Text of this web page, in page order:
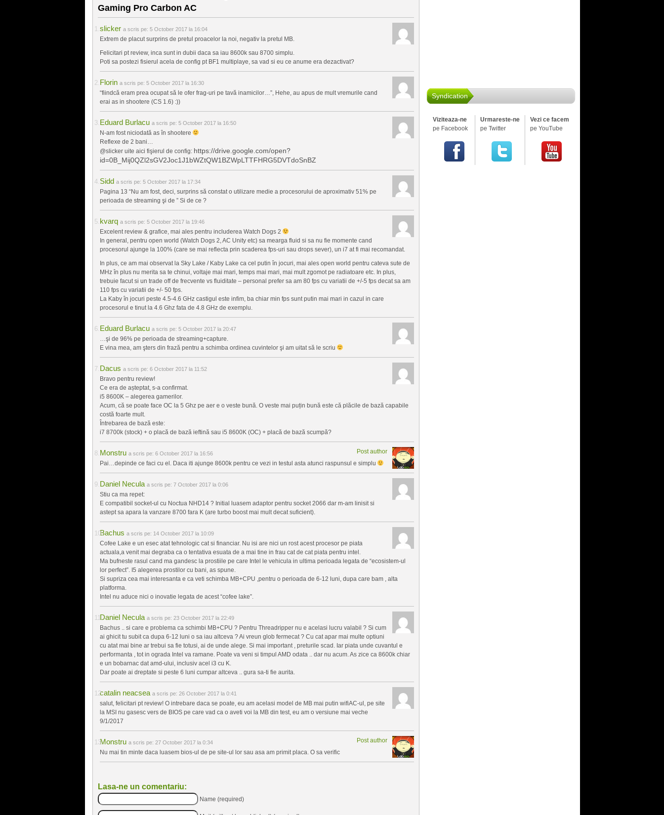
Gaming Pro Carbon AC
slicker a scris pe: 5 October 2017 la 16:04
Extrem de placut surprins de pretul proacelor la noi, negativ la pretul MB.
Felicitari pt review, inca sunt in dubii daca sa iau 8600k sau 8700 simplu.
Poti sa postezi fisierul acela de config pt BF1 multiplaye, sa vad si eu ce anume era dezactivat?
Florin a scris pe: 5 October 2017 la 16:30
“fiindcă eram prea ocupat să le ofer frag-uri pe tavă inamicilor…”, Hehe, au apus de mult vremurile cand
erai as in shootere (CS 1.6) :))
Eduard Burlacu a scris pe: 5 October 2017 la 16:50
N-am fost niciodată as în shootere
Reflexe de 2 bani…
@slicker uite aici fişierul de config: https://drive.google.com/open?
id=0B_Mij0QZl2sGV2Joc1J1bWZtQW1BZWpLTTFHRG5DVTdoSnBZ
Sidd a scris pe: 5 October 2017 la 17:34
Pagina 13 “Nu am fost, deci, surprins să constat o utilizare medie a procesorului de aproximativ 51% pe
perioada de streaming şi de ” Si de ce ?
kvarq a scris pe: 5 October 2017 la 19:46
Excelent review & grafice, mai ales pentru includerea Watch Dogs 2
In general, pentru open world (Watch Dogs 2, AC Unity etc) sa mearga fluid si sa nu fie momente cand
procesorul ajunge la 100% (care se mai reflecta prin scaderea fps-uri sau drops sever), un i7 at fi mai recomandat.
In plus, ce am mai observat la Sky Lake / Kaby Lake ca cel putin în jocuri, mai ales open world pentru cateva sute de
MHz în plus nu merita sa te chinui, voltaje mai mari, temps mai mari, mai mult zgomot pe radiatoare etc. In plus,
trebuie facut si un trade off de frecvente vs fluiditate – personal prefer sa am 80 fps cu variatii de +/-5 fps decat sa am
110 fps cu variatii de +/- 50 fps.
La Kaby în jocuri peste 4.5-4.6 GHz castigul este infim, ba chiar min fps sunt putin mai mari in cazul in care
procesorul e tinut la 4.6 Ghz fata de 4.8 GHz de exemplu.
Eduard Burlacu a scris pe: 5 October 2017 la 20:47
…şi de 96% pe perioada de streaming+capture.
E vina mea, am şters din frază pentru a schimba ordinea cuvintelor şi am uitat să le scriu
Dacus a scris pe: 6 October 2017 la 11:52
Bravo pentru review!
Ce era de așteptat, s-a confirmat.
i5 8600K – alegerea gamerilor.
Acum, că se poate face OC la 5 Ghz pe aer e o veste bună. O veste mai puțin bună este că plăcile de bază capabile
costă foarte mult.
Întrebarea de bază este:
i7 8700k (stock) + o placă de bază ieftină sau i5 8600K (OC) + placă de bază scumpă?
Monstru Post author
a scris pe: 6 October 2017 la 16:56
Pai…depinde ce faci cu el. Daca iti ajunge 8600k pentru ce vezi in testul asta atunci raspunsul e simplu
Daniel Necula a scris pe: 7 October 2017 la 0:06
Stiu ca ma repet:
E compatibil socket-ul cu Noctua NHD14 ? Initial luasem adaptor pentru socket 2066 dar m-am linisit si
astept sa apara la vanzare 8700 fara K (are turbo boost mai mult decat suficient).
Bachus a scris pe: 14 October 2017 la 10:09
Cofee Lake e un esec atat tehnologic cat si financiar. Nu isi are nici un rost acest procesor pe piata
actuala,a venit mai degraba ca o tentativa esuata de a mai tine in frau cat de cat piata pentru intel.
Ma bufneste rasul cand ma gandesc la prostiile pe care Intel le vehicula in ultima perioada legata de “ecosistem-ul
lor perfect”. I5 alegerea prostilor cu bani, as spune.
Si supriza cea mai interesanta e ca veti schimba MB+CPU ,pentru o perioada de 6-12 luni, dupa care bam , alta
platforma.
Intel nu aduce nici o inovatie legata de acest “cofee lake”.
Daniel Necula a scris pe: 23 October 2017 la 22:49
Bachus .. si care e problema ca schimbi MB+CPU ? Pentru Threadripper nu e acelasi lucru valabil ? Si cum
ai ghicit tu subit ca dupa 6-12 luni o sa iau altceva ? Ai vreun glob fermecat ? Cu cat apar mai multe optiuni
cu atat mai bine ar trebui sa fie totusi, ai de unde alege. Si mai important , preturile scad. Iar piata unde cuvantul e
performanta , tot in ograda Intel va ramane. Poate va veni si timpul AMD odata .. dar nu acum. As zice ca 8600k chiar
e un bobarnac dat amd-ului, inclusiv acel i3 cu K.
Dar poate ai dreptate si peste 6 luni cumpar altceva .. gura sa-ti fie aurita.
catalin neacsea a scris pe: 26 October 2017 la 0:41
salut, felicitari pt review! O intrebare daca se poate, eu am acelasi model de MB mai putin wifiAC-ul, pe site
la MSI nu gasesc vers de BIOS pe care vad ca o aveti voi la MB din test, eu am o versiune mai veche
9/1/2017
Monstru Post author
a scris pe: 27 October 2017 la 0:34
Nu mai tin minte daca luasem bios-ul de pe site-ul lor sau asa am primit placa. O sa verific
Lasa-ne un comentariu:
Name (required)
Syndication
Viziteaza-ne
pe Facebook
Urmareste-ne
pe Twitter
Vezi ce facem
pe YouTube